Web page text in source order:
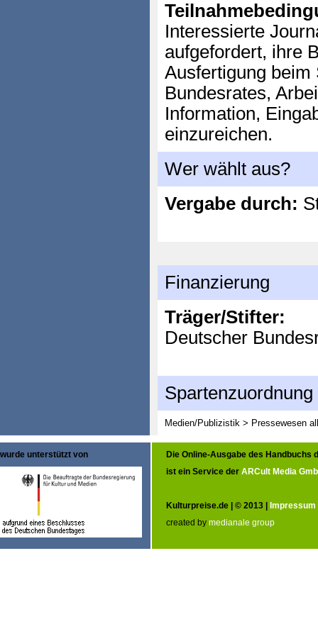
Interessierte
aufgefordert, ihre
Ausfertigung beim
Bundesrates,
Information,
einzureichen.
Wer wählt aus?
Vergabe durch:
Finanzierung
Träger/Stifter:
Deutscher
Spartenzuordnung
Medien/Publizistik > Pressewesen
wurde unterstützt von
Die Online-Ausgabe des Handbuchs
ist ein Service der ARCult Media
Kulturpreise.de | © 2013 | Impressum
created by medianale group